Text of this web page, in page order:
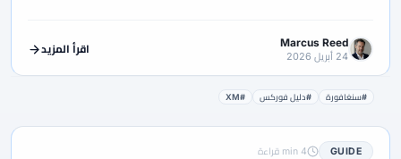
Marcus Reed
24 أبريل 2026
اقرأ المزيد
#سنغافورة #دليل فوركس #XM
GUIDE 4 min قراءة